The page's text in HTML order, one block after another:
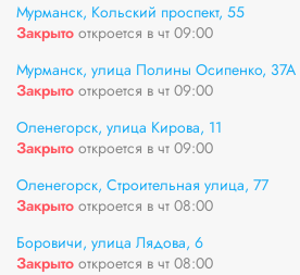
Мурманск, Кольский проспект, 55
Закрыто откроется в чт 09:00
Мурманск, улица Полины Осипенко, 37А
Закрыто откроется в чт 09:00
Оленегорск, улица Кирова, 11
Закрыто откроется в чт 09:00
Оленегорск, Строительная улица, 77
Закрыто откроется в чт 08:00
Боровичи, улица Лядова, 6
Закрыто откроется в чт 08:00